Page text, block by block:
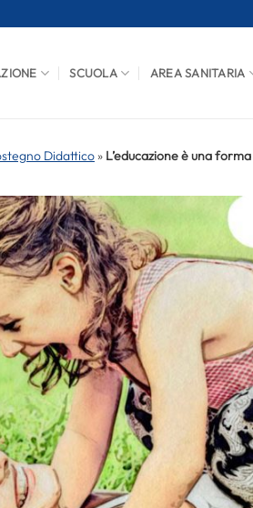
SCUOLA AREA SANITARIA
Didattico » L’educazione è una